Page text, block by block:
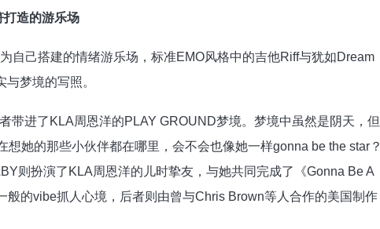
造的游乐场
己搭建的情绪游乐场，标准EMO风格中的吉他Riff与犹如Dream
梦境的写照。
进了KLA周恩洋的PLAY GROUND梦境。梦境中虽然是阴天，但
她的那些小伙伴都在哪里，会不会也像她⼀样gonna be the star？
则扮演了KLA周恩洋的儿时挚友，与她共同完成了《Gonna Be A
般的vibe抓人心境，后者则由曾与Chris Brown等人合作的美国制作